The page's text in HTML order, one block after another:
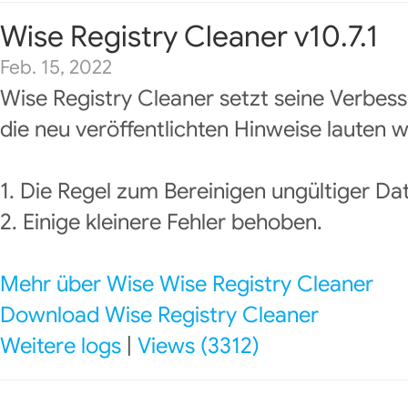
Wise Registry Cleaner v10.7.1
Feb. 15, 2022
Wise Registry Cleaner setzt seine
die neu veröffentlichten Hinweise lauten
1. Die Regel zum Bereinigen ungültiger
2. Einige kleinere Fehler behoben.
Mehr über Wise Wise Registry Cleaner
Download Wise Registry Cleaner
Weitere logs Views (3312)